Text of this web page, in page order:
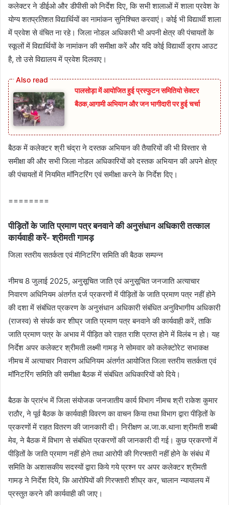
कलेक्‍टर ने डीईओ और डीपीसी को निर्देश दिए, कि सभी शालाओं में शाला प्रवेश के
योग्‍य शतप्रतिशत विद्यार्थियों का नामांकन सुनिश्चित करवाएं। कोई भी विद्यार्थी शाला
में प्रवेश से वंचित ना रहे। जिला नोडल अधिकारी भी अपनी क्षेत्र की पंचायतों के
स्‍कूलों में विद्यार्थियों के नामांकन की समीक्षा करें और यदि कोई विद्यार्थी ड्राप आउट
है, तो उसे विद्यालय में प्रवेश दिलवाए।
पालसोड़ा में आयोजित हुई प्रस्फुटन समितियो सेक्टर
बैठक,आगामी अभियान और जन भागीदारी पर हुई चर्चा
बैठक में कलेक्‍टर श्री चंद्रा ने दस्‍तक अभियान की तैयारियों की भी विस्‍तार से
समीक्षा की और सभी जिला नोडल अधिकारियों को दस्‍तक अभियान की अपने क्षेत्र
की पंचायतों में नियमित मॉनिटरिंग एवं समीक्षा करने के निर्देश दिए।
========
पीड़ितों के जाति प्रमाण पत्र बनवाने की अनुसंधान अधिकारी तत्काल
कार्यवाही करें- श्रीमती गामड़
जिला स्तरीय सतर्कता एवं मॅानिटरिंग समिति की बैठक सम्पन्न
नीमच 8 जुलाई 2025, अनुसूचित जाति एवं अनुसूचित जनजाति अत्याचार
निवारण अधिनियम अंतर्गत दर्ज प्रकरणों में पीड़ितों के जाति प्रमाण पत्र नहीं होने
की दशा में संबंधित प्रकरण के अनुसंधान अधिकारी संबंधित अनुविभागीय अधिकारी
(राजस्व) से संपर्क कर शीघ्र जाति प्रमाण पत्र बनवाने की कार्यवाही करें, ताकि
जाति प्रमाण पत्र के अभाव में पीड़ित को राहत राशि प्राप्त होने में विलंब न हो। यह
निर्देश अपर कलेक्‍टर श्रीमती लक्ष्मी गामड़ ने सोमवार को कलेक्टोरेट सभाकक्ष
नीमच में अत्याचार निवारण अधिनियम अंतर्गत आयोजित जिला स्तरीय सतर्कता एवं
मॉनिटरिंग समिति की समीक्षा बैठक में संबंधित अधिकारियों को दिये।
बैठक के प्रारंभ में जिला संयोजक जनजा‍तीय कार्य विभाग नीमच श्री राकेश कुमार
राठौर, ने पूर्व बैठक के कार्यवाही विवरण का वाचन किया तथा विभाग द्वारा पीड़ितों के
प्रकरणों में राहत वितरण की जानकारी दी। निरीक्षण अ.जा.क.थाना श्रीमती शब्बी
मेव, ने बैठक में विभाग से संबंधित प्रकरणों की जानकारी दी गई। कुछ प्रकरणों में
पीड़ितों के जाति प्रमाण नहीं होने तथा आरोपी की गिरफ्तारी नहीं होने के संबंध में
समिति के अशासकीय सदस्यों द्वारा किये गये प्रश्न पर अपर कलेक्टर श्रीमती
गामड़ ने निर्देश दिये, कि आरोपियों की गिरफ्तारी शीघ्र कर, चालान न्यायालय में
प्रस्तुत करने की कार्यवाही की जाए।